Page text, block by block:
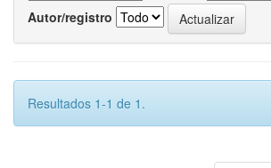
Autor/registro
Resultados 1-1 de 1.